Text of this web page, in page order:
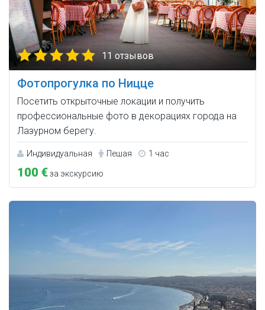
11 отзывов
Фотопрогулка по Ницце
Посетить открыточные локации и получить
профессиональные фото в декорациях города на
Лазурном берегу.
Индивидуальная Пешая 1 час
100 €за экскурсию